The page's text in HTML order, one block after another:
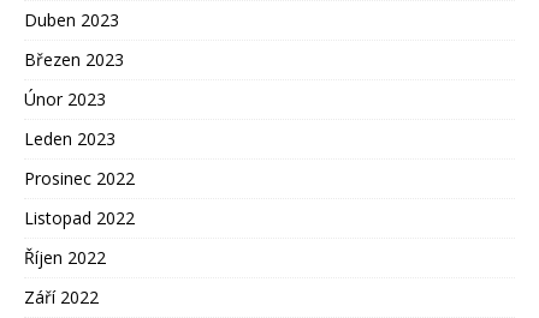
Duben 2023
Březen 2023
Únor 2023
Leden 2023
Prosinec 2022
Listopad 2022
Říjen 2022
Září 2022